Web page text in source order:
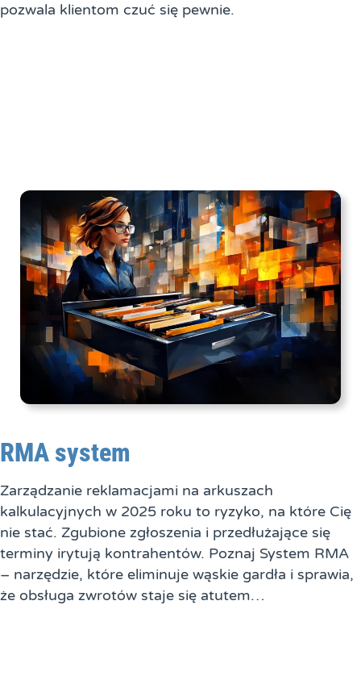
pozwala klientom czuć się pewnie.
RMA system
Zarządzanie reklamacjami na arkuszach
kalkulacyjnych w 2025 roku to ryzyko, na które Cię
nie stać. Zgubione zgłoszenia i przedłużające się
terminy irytują kontrahentów. Poznaj System RMA
– narzędzie, które eliminuje wąskie gardła i sprawia,
że obsługa zwrotów staje się atutem…